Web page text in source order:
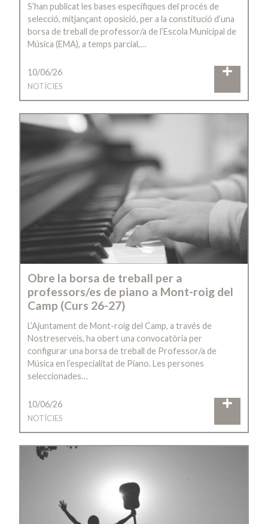
S’han publicat les bases específiques del procés de
selecció, mitjançant oposició, per a la constitució d’una
borsa de treball de professor/a de l’Escola Municipal de
Música (EMA), a temps parcial,…
10/06/26
NOTÍCIES
Obre la borsa de treball per a
professors/es de piano a Mont-roig del
Camp (Curs 26-27)
L’Ajuntament de Mont-roig del Camp, a través de
Nostreserveis, ha obert una convocatòria per
configurar una borsa de treball de Professor/a de
Música en l’especialitat de Piano. Les persones
seleccionades…
10/06/26
NOTÍCIES